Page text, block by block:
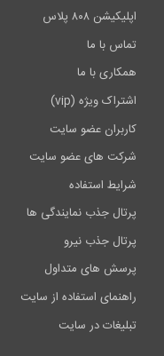
اپلیکیشن ۸۰۸ پلاس
تماس با ما
همکاری با ما
اشتراک ویژه (vip)
کاربران عضو سایت
شرکت های عضو سایت
شرایط استفاده
پرتال جذب نمایندگی ها
پرتال جذب نیرو
پرسش های متداول
راهنمای استفاده از سایت
تبلیغات در سایت